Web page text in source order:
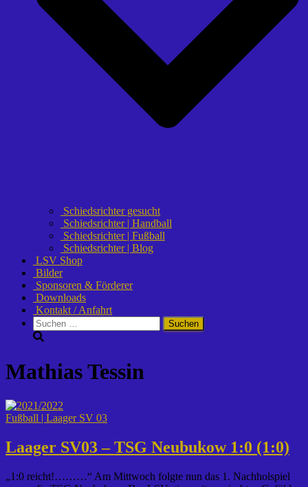
Schiedsrichter gesucht
Schiedsrichter | Handball
Schiedsrichter | Fußball
Schiedsrichter | Blog
LSV Shop
Bilder
Sponsoren & Förderer
Downloads
Kontakt / Anfahrt
Suchen
nach:
Mathias Tessin
Fußball | Laager SV 03
Laager SV03 – TSG Neubukow 1:0 (1:0)
„1:0 reicht!………“ Am Mittwoch folgte nun das 1. Nachholspiel